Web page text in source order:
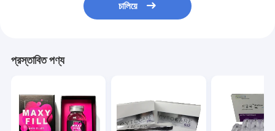
চালিয়ে
প্রস্তাবিত পণ্য